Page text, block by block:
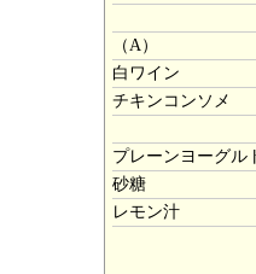
（A）
白ワイン
チキンコンソメ
プレーンヨーグル
砂糖
レモン汁